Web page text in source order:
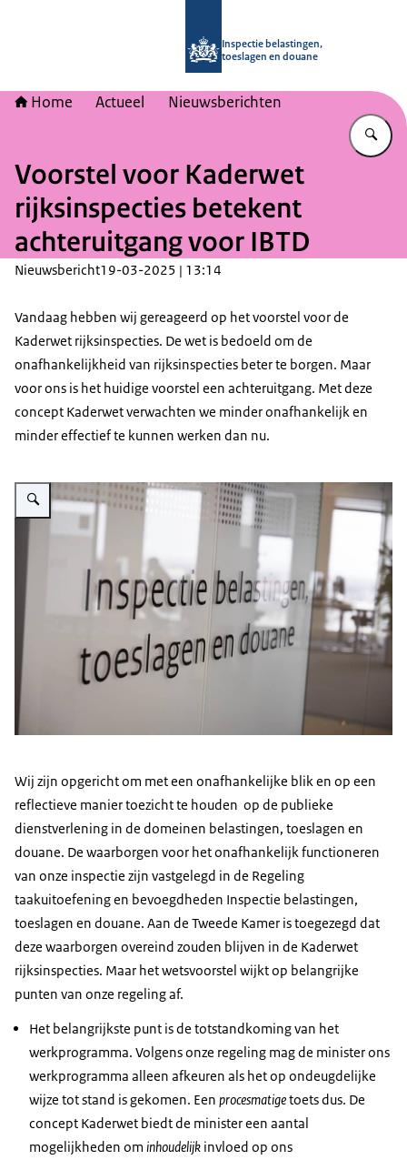
Inspectie belastingen,
toeslagen en douane
Home Actueel Nieuwsberichten
Voorstel voor Kaderwet
rijksinspecties betekent
achteruitgang voor IBTD
Nieuwsbericht19-03-2025 | 13:14
Vandaag hebben wij gereageerd op het voorstel voor de
Kaderwet rijksinspecties. De wet is bedoeld om de
onafhankelijkheid van rijksinspecties beter te borgen. Maar
voor ons is het huidige voorstel een achteruitgang. Met deze
concept Kaderwet verwachten we minder onafhankelijk en
minder effectief te kunnen werken dan nu.
Vergroot afbeelding De naam 'Inspectie belastingen, toeslagen en
Wij zijn opgericht om met een onafhankelijke blik en op een
reflectieve manier toezicht te houden op de publieke
dienstverlening in de domeinen belastingen, toeslagen en
douane. De waarborgen voor het onafhankelijk functioneren
van onze inspectie zijn vastgelegd in de Regeling
taakuitoefening en bevoegdheden Inspectie belastingen,
toeslagen en douane. Aan de Tweede Kamer is toegezegd dat
deze waarborgen overeind zouden blijven in de Kaderwet
rijksinspecties. Maar het wetsvoorstel wijkt op belangrijke
punten van onze regeling af.
Het belangrijkste punt is de totstandkoming van het
werkprogramma. Volgens onze regeling mag de minister ons
werkprogramma alleen afkeuren als het op ondeugdelijke
wijze tot stand is gekomen. Een procesmatigetoets dus. De
concept Kaderwet biedt de minister een aantal
mogelijkheden om inhoudelijk invloed op ons